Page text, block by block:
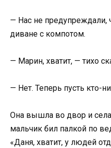
— Нас не предупреждали,
диване с компотом.
— Марин, хватит, — тихо
— Нет. Теперь пусть кто-
Она вышла во двор и села
мальчик бил палкой по
«Даня, хватит, у людей